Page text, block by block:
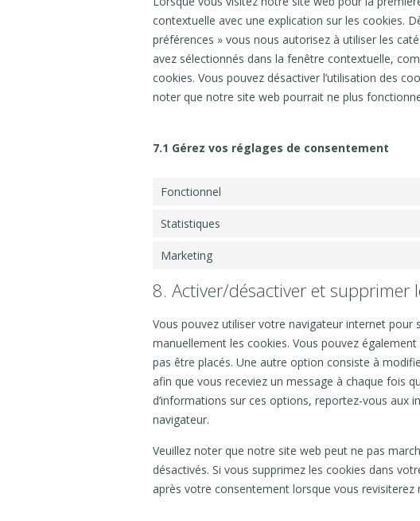
contextuelle avec une explication sur les cookies.
préférences » vous nous autorisez à utiliser les
avez sélectionnés dans la fenêtre contextuelle,
cookies. Vous pouvez désactiver l’utilisation des
noter que notre site web pourrait ne plus
7.1 Gérez vos réglages de consentement
Fonctionnel
Statistiques
Marketing
8. Activer/désactiver et supprimer
Vous pouvez utiliser votre navigateur internet
manuellement les cookies. Vous pouvez
pas être placés. Une autre option consiste à
afin que vous receviez un message à chaque fois
d’informations sur ces options, reportez-vous aux
navigateur.
Veuillez noter que notre site web peut ne pas
désactivés. Si vous supprimez les cookies dans
après votre consentement lorsque vous revisiterez